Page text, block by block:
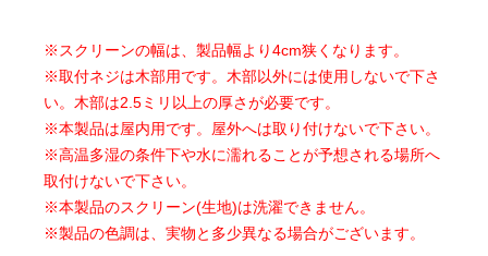
※スクリーンの幅は、製品幅より4cm狭くなります。
※取付ネジは木部用です。木部以外には使用しないで下さ
い。木部は2.5ミリ以上の厚さが必要です。
※本製品は屋内用です。屋外へは取り付けないで下さい。
※高温多湿の条件下や水に濡れることが予想される場所へ
取付けないで下さい。
※本製品のスクリーン(生地)は洗濯できません。
※製品の色調は、実物と多少異なる場合がございます。